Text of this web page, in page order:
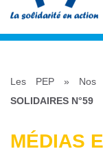
Les PEP » Nos
SOLIDAIRES N°59
MÉDIAS